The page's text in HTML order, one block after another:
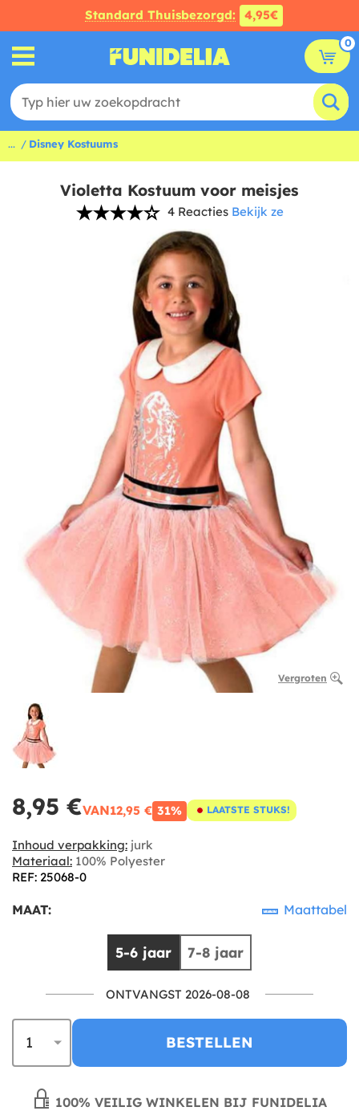
Standard Thuisbezorgd: 4,95€
0
... Disney Kostuums
Violetta Kostuum voor meisjes
4 Reacties Bekijk ze
Vergroten
8,95 €VAN12,95 € 31% LAATSTE STUKS!
Inhoud verpakking: jurk
Materiaal: 100% Polyester
REF: 25068-0
MAAT: Maattabel
5-6 jaar 7-8 jaar
ONTVANGST 2026-08-08
BESTELLEN
100% VEILIG WINKELEN BIJ FUNIDELIA